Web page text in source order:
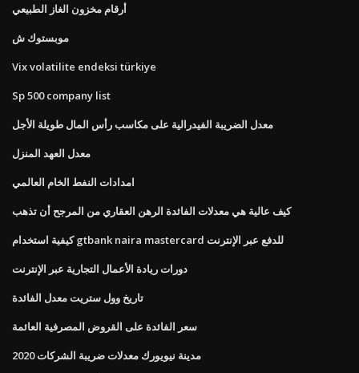
أرقام مخزون الغاز الطبيعي
موبستوك ش
Vix volatilite endeksi türkiye
Sp 500 company list
معدل الضريبة الفيدرالية على مكاسب رأس المال طويلة الأجل
معدل العهد المنزل
امدادات النفط الخام العالمي
كيف عالية هي معدلات الفائدة الرهن العقاري من المرجح أن تذهب
كيفية استخدام gtbank naira mastercard للدفع عبر الإنترنت
دورات ريادة الأعمال التجارية عبر الإنترنت
تاريخ وول ستريت معدل الفائدة
سعر الفائدة على القروض المصرفية العائمة
مدينة نيويورك معدلات ضريبة الشركات 2020